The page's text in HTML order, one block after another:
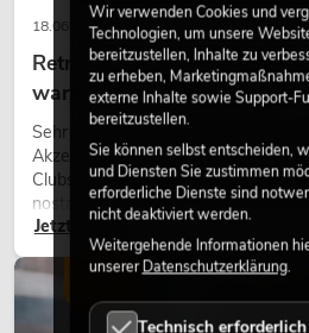
18.06.2026
Retro-Licht im modernen
warmes Licht wieder wirkt
Sehr warmes Licht, sichtbare
Akzente prägen viele aktuelle
Clubs und bei Events. Retro-Licht ist
nostalgischer Effekt, sondern ein
Gestaltungsmittel: Es schafft
Charakter und kann technische
wirken lassen.
Jetzt lesen
Wir verwenden Cookies und
Technologien, um unsere
bereitzustellen, Inhalte zu
zu erheben,
externe Inhalte sowie Support-
bereitzustellen.
Sie können selbst entscheiden,
und Diensten Sie zustimmen
erforderliche Dienste sind
nicht deaktiviert werden.
Weitergehende Informationen
unsererDatenschutzerklärung.
Technisch erforderlich